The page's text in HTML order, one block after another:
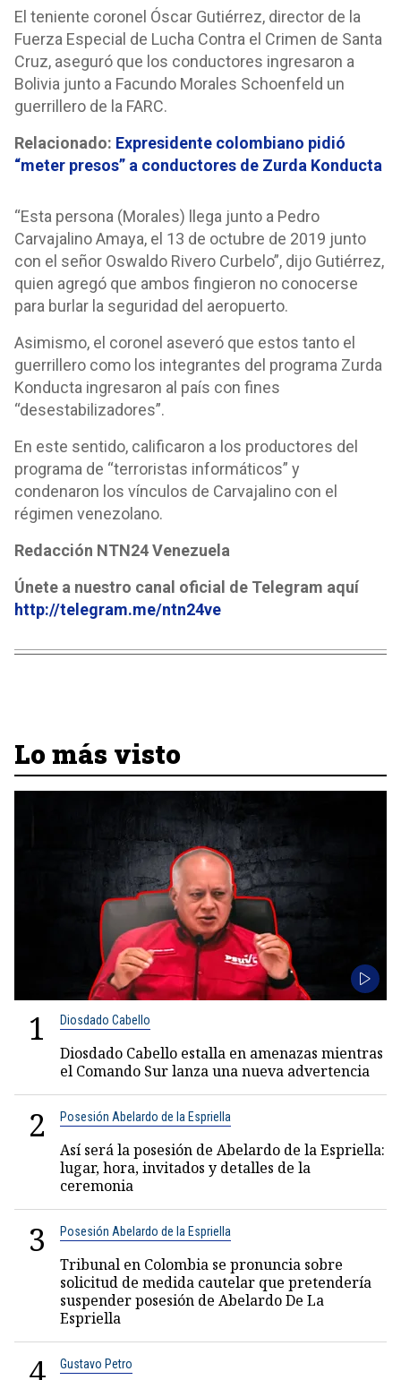
El teniente coronel Óscar Gutiérrez, director de la
Fuerza Especial de Lucha Contra el Crimen de Santa
Cruz, aseguró que los conductores ingresaron a
Bolivia junto a Facundo Morales Schoenfeld un
guerrillero de la FARC.
Relacionado: Expresidente colombiano pidió
“meter presos” a conductores de Zurda Konducta
“Esta persona (Morales) llega junto a Pedro
Carvajalino Amaya, el 13 de octubre de 2019 junto
con el señor Oswaldo Rivero Curbelo”, dijo Gutiérrez,
quien agregó que ambos fingieron no conocerse
para burlar la seguridad del aeropuerto.
Asimismo, el coronel aseveró que estos tanto el
guerrillero como los integrantes del programa Zurda
Konducta ingresaron al país con fines
“desestabilizadores”.
En este sentido, calificaron a los productores del
programa de “terroristas informáticos” y
condenaron los vínculos de Carvajalino con el
régimen venezolano.
Redacción NTN24 Venezuela
Únete a nuestro canal oficial de Telegram aquí
http://telegram.me/ntn24ve
Lo más visto
1 Diosdado Cabello
Diosdado Cabello estalla en amenazas mientras
el Comando Sur lanza una nueva advertencia
2 Posesión Abelardo de la Espriella
Así será la posesión de Abelardo de la Espriella:
lugar, hora, invitados y detalles de la
ceremonia
3 Posesión Abelardo de la Espriella
Tribunal en Colombia se pronuncia sobre
solicitud de medida cautelar que pretendería
suspender posesión de Abelardo De La
Espriella
Gustavo Petro